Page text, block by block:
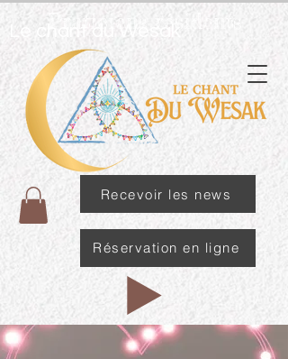
Le chant du Wesak
Recevoir les news
Praticiens résidents
Réservation en ligne